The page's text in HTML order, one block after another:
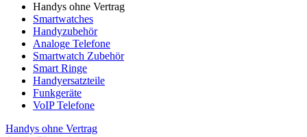
Handys ohne Vertrag
Smartwatches
Handyzubehör
Analoge Telefone
Smartwatch Zubehör
Smart Ringe
Handyersatzteile
Funkgeräte
VoIP Telefone
Handys ohne Vertrag